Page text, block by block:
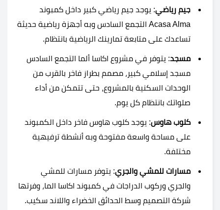
جيم رياضي: يوجد جيم رياضي كبير داخل كمبوند
Acasa Alma التجمع السادس وبه أجهزة رياضية حديثة
تساعدك على متابعة تمارينك الرياضية بانتظام.
مسجد: يتوفر في مشروع اكاسا ألما التجمع السادس
مسجد إسلامي كبير، مصمم بطراز فاخر بالقرب من
الوحدات السكنية بالمشروع، حتى تتمكن من أداء
صلواتك بانتظام كل يوم.
كلوب هاوس: يوجد كلوب هاوس فاخر داخل الكمبوند
على مساحة واسعة مفتوحة وبه أنشطة ترفيهية
مختلفة.
مسارات للمشي والجري: يتوفر مسارات للمشي
والجري وركوب الدراجات في كمبوند اكاسا الما، وفرتها
شركة التصميم وسط الحدائق الخضراء واللاند سكيب.